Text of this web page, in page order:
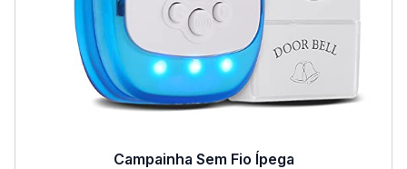
Campainha Sem Fio Ípega